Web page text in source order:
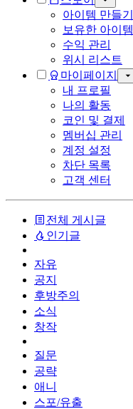
아이템 만들기
보유한 아이템
수익 관리
위시 리스트
마이페이지
내 프로필
나의 활동
코인 및 결제
멤버십 관리
계정 설정
차단 목록
고객 센터
전체 게시글
인기글
자유
공지
후방주의
소식
창작
질문
공략
애니
스포/유출